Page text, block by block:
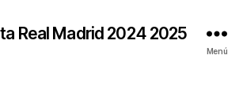
Real Madrid 2024 2025
Menú